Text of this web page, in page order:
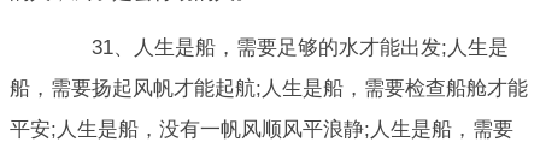
31、人生是船，需要足够的水才能出发;人生是
船，需要扬起风帆才能起航;人生是船，需要检查船舱才能
平安;人生是船，没有一帆风顺风平浪静;人生是船，需要